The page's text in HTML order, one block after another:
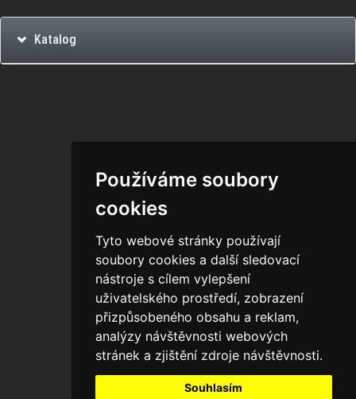
Používáme soubory
cookies
Tyto webové stránky používají
soubory cookies a další sledovací
nástroje s cílem vylepšení
uživatelského prostředí, zobrazení
přizpůsobeného obsahu a reklam,
analýzy návštěvnosti webových
stránek a zjištění zdroje návštěvnosti.
Souhlasím
Katalog